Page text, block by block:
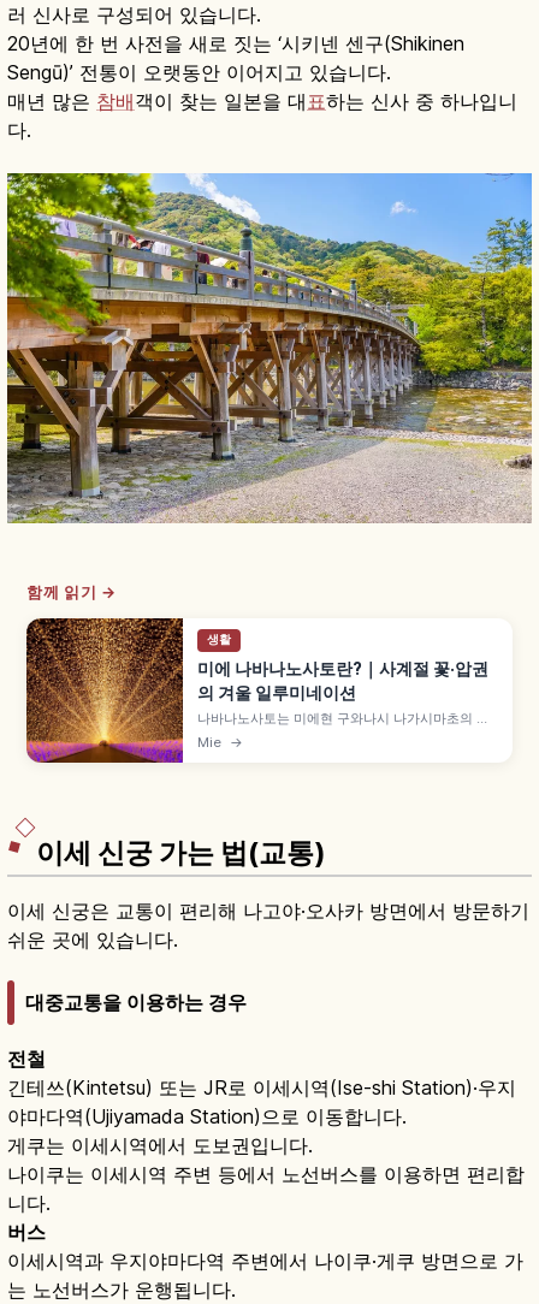
러 신사로 구성되어 있습니다.
20년에 한 번 사전을 새로 짓는 ‘시키넨 센구(Shikinen
Sengū)’ 전통이 오랫동안 이어지고 있습니다.
매년 많은 참배객이 찾는 일본을 대 표하는 신사 중 하나입니
다.
함께 읽기 →
생활
미에 나바나노사토란?｜사계절 꽃·압권
의 겨울 일루미네이션
나바나노사토는 미에현 구와나시 나가시마초의 꽃
과 일루미네이션 테마파크로, 사계절 꽃밭과 일본
Mie →
이세 신궁 가는 법(교통)
이세 신궁은 교통이 편리해 나고야·오사카 방면에서 방문하기
쉬운 곳에 있습니다.
대중교통을 이용하는 경우
전철
긴테쓰(Kintetsu) 또는 JR로 이세시역(Ise-shi Station)·우지
야마다역(Ujiyamada Station)으로 이동합니다.
게쿠는 이세시역에서 도보권입니다.
나이쿠는 이세시역 주변 등에서 노선버스를 이용하면 편리합
니다.
버스
이세시역과 우지야마다역 주변에서 나이쿠·게쿠 방면으로 가
는 노선버스가 운행됩니다.